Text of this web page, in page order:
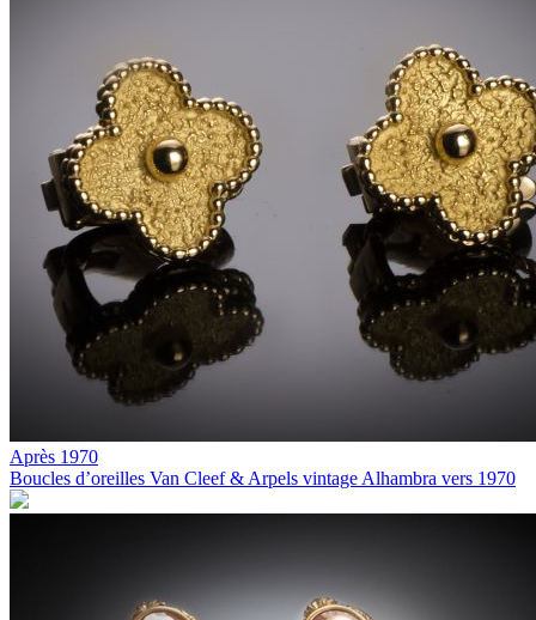
Après 1970
Boucles d’oreilles Van Cleef & Arpels vintage Alhambra vers 1970